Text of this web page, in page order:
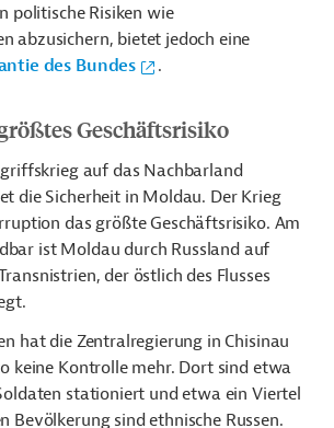
politische Risiken wie
abzusichern, bietet jedoch eine
des Bundes
.
Geschäftsrisiko
auf das Nachbarland
die Sicherheit in Moldau. Der Krieg
das größte Geschäftsrisiko. Am
ist Moldau durch Russland auf
der östlich des Flusses
hat die Zentralregierung in Chisinau
keine Kontrolle mehr. Dort sind etwa
stationiert und etwa ein Viertel
Bevölkerung sind ethnische Russen.